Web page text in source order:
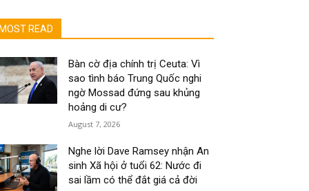
MOST READ
Bàn cờ địa chính trị Ceuta: Vì
sao tình báo Trung Quốc nghi
ngờ Mossad đứng sau khủng
hoảng di cư?
August 7, 2026
Nghe lời Dave Ramsey nhận An
sinh Xã hội ở tuổi 62: Nước đi
sai lầm có thể đắt giá cả đời